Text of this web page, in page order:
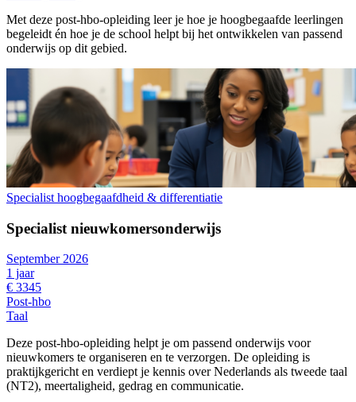
Met deze post-hbo-opleiding leer je hoe je hoogbegaafde leerlingen
begeleidt én hoe je de school helpt bij het ontwikkelen van passend
onderwijs op dit gebied.
Specialist hoogbegaafdheid & differentiatie
Specialist nieuwkomersonderwijs
September 2026
1 jaar
€ 3345
Post-hbo
Taal
Deze post-hbo-opleiding helpt je om passend onderwijs voor
nieuwkomers te organiseren en te verzorgen. De opleiding is
praktijkgericht en verdiept je kennis over Nederlands als tweede taal
(NT2), meertaligheid, gedrag en communicatie.